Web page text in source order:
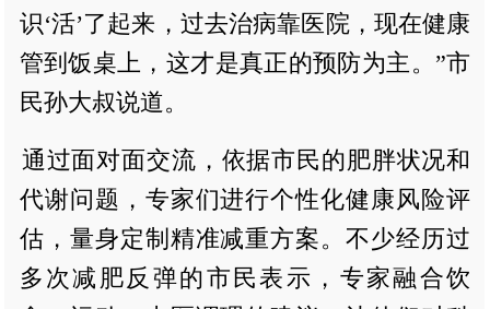
识‘活’了起来，过去治病靠医院，现在健康
管到饭桌上，这才是真正的预防为主。”市
民孙大叔说道。
通过面对面交流，依据市民的肥胖状况和
代谢问题，专家们进行个性化健康风险评
估，量身定制精准减重方案。不少经历过
多次减肥反弹的市民表示，专家融合饮